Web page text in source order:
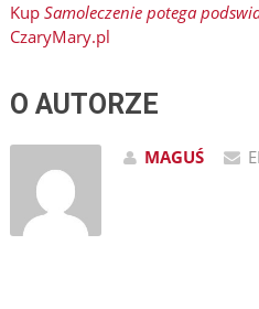
Kup Samoleczenie potega
CzaryMary.pl
O AUTORZE
MAGUŚ